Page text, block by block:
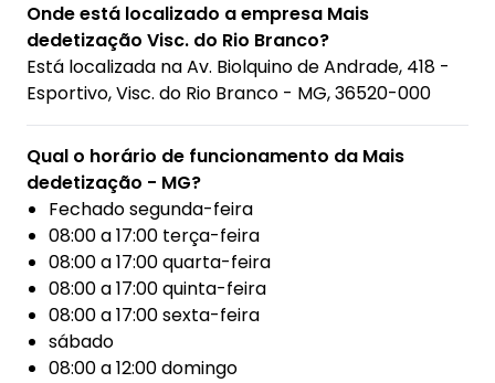
Onde está localizado a empresa Mais
dedetização Visc. do Rio Branco?
Está localizada naAv. Biolquino de Andrade, 418 -
Esportivo, Visc. do Rio Branco - MG, 36520-000
Qual o horário de funcionamento da Mais
dedetização - MG?
Fechado segunda-feira
08:00 a 17:00 terça-feira
08:00 a 17:00 quarta-feira
08:00 a 17:00 quinta-feira
08:00 a 17:00 sexta-feira
sábado
08:00 a 12:00 domingo